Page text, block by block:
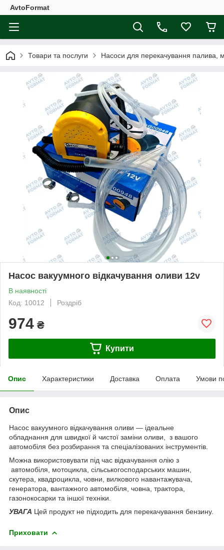
AvtoFormat
Товари та послуги Насоси для перекачування палива,
Насос вакуумного відкачування оливи 12v
В наявності
Код: 10012
Роздріб
974 ₴
Купити
Опис Характеристики Доставка Оплата Умови
Опис
Насос вакуумного відкачування оливи — ідеальне
обладнання для швидкої й чистої заміни оливи, з вашого
автомобіля без розбирання та спеціалізованих інструментів.
Можна використовувати під час відкачування олію з
автомобіля, мотоцикла, сільськогосподарських машин,
скутера, квадроцикла, човни, вилкового навантажувача,
генератора, вантажного автомобіля, човна, трактора,
газонокосарки та іншої техніки.
УВАГА Цей продукт не підходить для перекачування бензину.
Приховати